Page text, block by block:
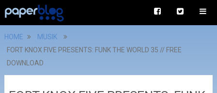
HOME
MUSIK
FORT KNOX FIVE PRESENTS: FUNK THE WORLD 35 // FREE
DOWNLOAD